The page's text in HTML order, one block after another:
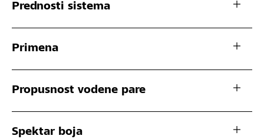
Prednosti sistema
Primena
Propusnost vodene pare
Spektar boja